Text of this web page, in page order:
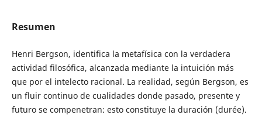
Resumen
Henri Bergson, identifica la metafísica con la verdadera
actividad filosófica, alcanzada mediante la intuición más
que por el intelecto racional. La realidad, según Bergson, es
un fluir continuo de cualidades donde pasado, presente y
futuro se compenetran: esto constituye la duración (durée).